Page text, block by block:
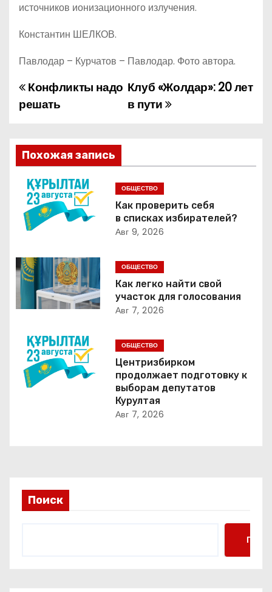
источников ионизационного излучения.
Константин ШЕЛКОВ.
Павлодар – Курчатов – Павлодар. Фото автора.
Н
а
в
и
а
и
я
о
з
я
Клуб «Жолдар»: 20 лет
в пути
Конфликты надо
решать
Похожая запись
ОБЩЕСТВО
Как проверить себя
в списках избирателей?
Авг 9, 2026
ОБЩЕСТВО
Как легко найти свой
участок для голосования
Авг 7, 2026
ОБЩЕСТВО
Центризбирком
продолжает подготовку к
выборам депутатов
Курултая
Авг 7, 2026
Поиск
Поиск